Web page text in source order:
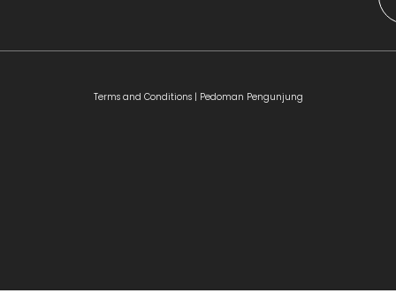
Terms and Conditions | Pedoman Pengunjung